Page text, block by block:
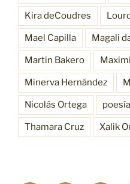
Kira deCoudres
Mael Capilla Magali
Martin Bakero
Minerva Hernández
Nicolás Ortega poesía
Thamara Cruz Xalik